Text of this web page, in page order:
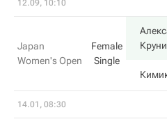
12.09, 10:10
Japan
Women's Open
Female
Single
14.01, 08:30